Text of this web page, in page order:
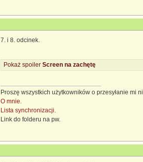
7. i 8. odcinek.
Pokaż spoiler Screen na zachętę
Proszę wszystkich użytkowników o przesyłanie mi
O mnie.
Lista synchronizacji.
Link do folderu na pw.